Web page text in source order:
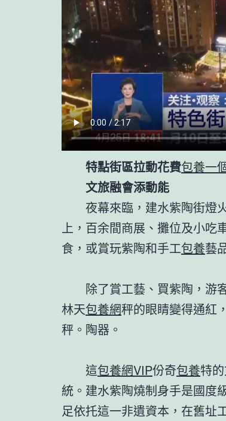
特點街區拉動花費包養一
文旅融會添動能
夜幕來臨，建水紫陶街燈
上，百余間商展、攤位及小
食，或賞玩紫陶和手工包養藝
除了賞工藝、買紫陶，游
林天包養網秤的眼睛變得通紅
秤。陶器。
這包養網VIP份奇包養特
統。建水紫陶燒制身手是國度
足依托這一非遺資本，在舊址